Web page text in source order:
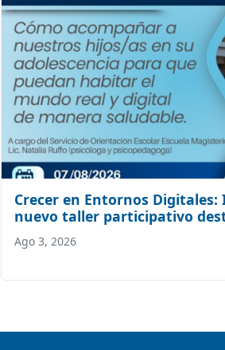
Crecer en Entornos
nuevo taller participativo
Ago 3, 2026